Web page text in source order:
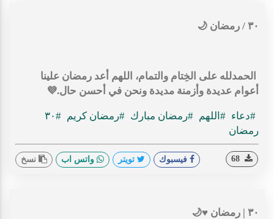
٣٠ / رمضان 🌙
الحمدلله على الخِتام والتمام، اللهم أعد رمضان علينا
أعوام عديدة وأزمنة مديدة ونحن في أحسن حال.💜
#دعاء #اللهم #رمضان مبارك #رمضان كريم
#٣٠
رمضان
فيسبوك تويتر واتس اب نسخ
٣٠ | رمضان ♥️🌙